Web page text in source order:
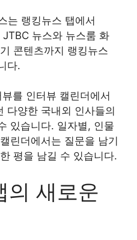
는 랭킹뉴스 탭에서
뉴스와 뉴스룸 화
콘텐츠까지 랭킹뉴스
다.
를 인터뷰 캘린더에서
다양한 국내외 인사들의
있습니다. 일자별, 인물
린더에서는 질문을 남기
평을 남길 수 있습니다.
의 새로운